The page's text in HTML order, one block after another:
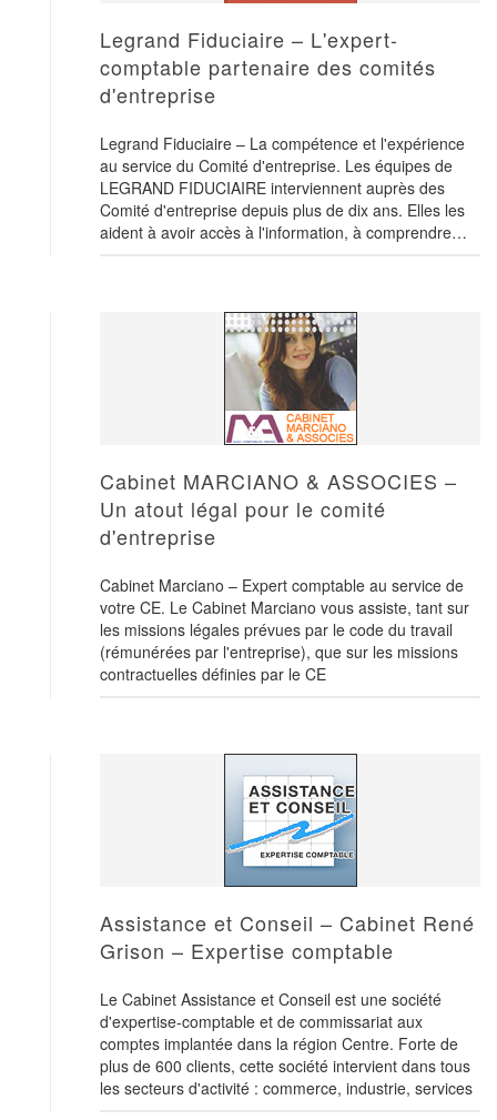
Legrand Fiduciaire – L'expert-
comptable partenaire des comités
d'entreprise
Legrand Fiduciaire – La compétence et l'expérience
au service du Comité d'entreprise. Les équipes de
LEGRAND FIDUCIAIRE interviennent auprès des
Comité d'entreprise depuis plus de dix ans. Elles les
aident à avoir accès à l'information, à comprendre…
Cabinet MARCIANO & ASSOCIES –
Un atout légal pour le comité
d'entreprise
Cabinet Marciano – Expert comptable au service de
votre CE. Le Cabinet Marciano vous assiste, tant sur
les missions légales prévues par le code du travail
(rémunérées par l'entreprise), que sur les missions
contractuelles définies par le CE
Assistance et Conseil – Cabinet René
Grison – Expertise comptable
Le Cabinet Assistance et Conseil est une société
d'expertise-comptable et de commissariat aux
comptes implantée dans la région Centre. Forte de
plus de 600 clients, cette société intervient dans tous
les secteurs d'activité : commerce, industrie, services